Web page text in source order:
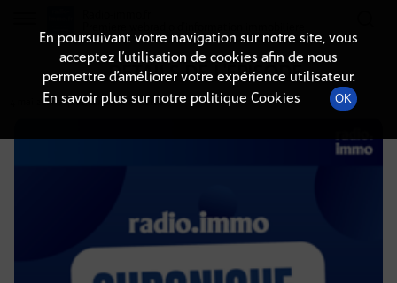
DÉTAILS DE L'ÉPISODE
4 mai 2021 à 4h02, durée : 2 minutes
En poursuivant votre navigation sur notre site, vous
acceptez l’utilisation de cookies afin de nous
permettre d’améliorer votre expérience utilisateur.
En savoir plus sur notre politique Cookies
OK